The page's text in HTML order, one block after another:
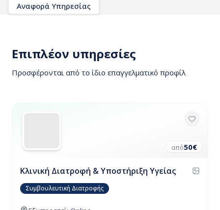
Αναφορά Υπηρεσίας
Επιπλέον υπηρεσίες
Προσφέρονται από το ίδιο επαγγελματικό προφίλ
από50€
Κλινική Διατροφή & Υποστήριξη Υγείας
Συμβουλευτική Διατροφής